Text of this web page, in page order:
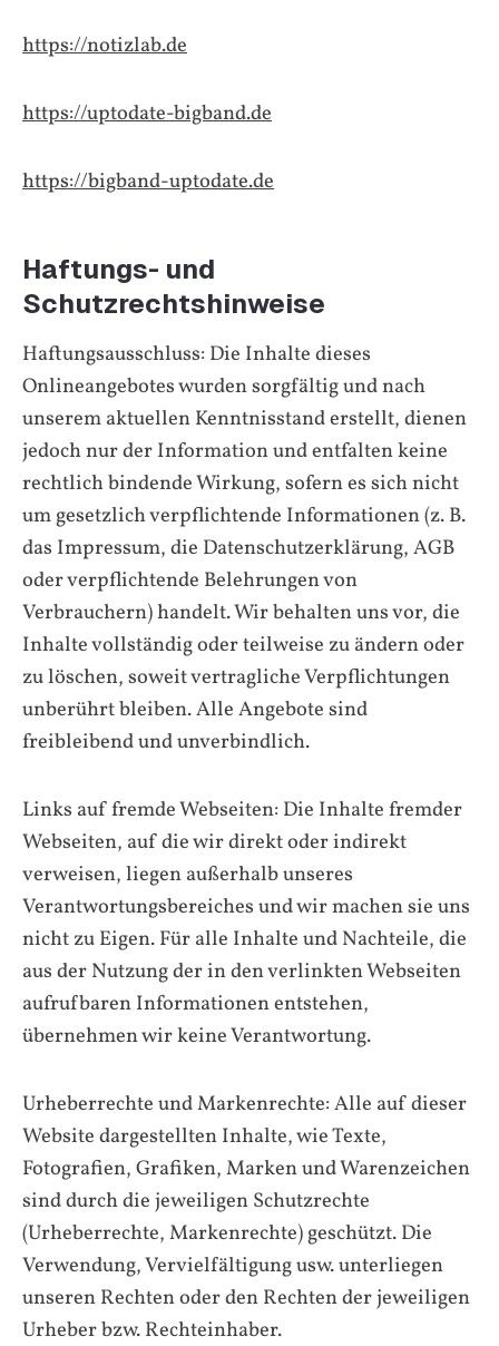
https://notizlab.de
https://uptodate-bigband.de
https://bigband-uptodate.de
Haftungs- und
Schutzrechtshinweise
Haftungsausschluss: Die Inhalte dieses
Onlineangebotes wurden sorgfältig und nach
unserem aktuellen Kenntnisstand erstellt, dienen
jedoch nur der Information und entfalten keine
rechtlich bindende Wirkung, sofern es sich nicht
um gesetzlich verpflichtende Informationen (z. B.
das Impressum, die Datenschutzerklärung, AGB
oder verpflichtende Belehrungen von
Verbrauchern) handelt. Wir behalten uns vor, die
Inhalte vollständig oder teilweise zu ändern oder
zu löschen, soweit vertragliche Verpflichtungen
unberührt bleiben. Alle Angebote sind
freibleibend und unverbindlich.
Links auf fremde Webseiten: Die Inhalte fremder
Webseiten, auf die wir direkt oder indirekt
verweisen, liegen außerhalb unseres
Verantwortungsbereiches und wir machen sie uns
nicht zu Eigen. Für alle Inhalte und Nachteile, die
aus der Nutzung der in den verlinkten Webseiten
aufrufbaren Informationen entstehen,
übernehmen wir keine Verantwortung.
Urheberrechte und Markenrechte: Alle auf dieser
Website dargestellten Inhalte, wie Texte,
Fotografien, Grafiken, Marken und Warenzeichen
sind durch die jeweiligen Schutzrechte
(Urheberrechte, Markenrechte) geschützt. Die
Verwendung, Vervielfältigung usw. unterliegen
unseren Rechten oder den Rechten der jeweiligen
Urheber bzw. Rechteinhaber.